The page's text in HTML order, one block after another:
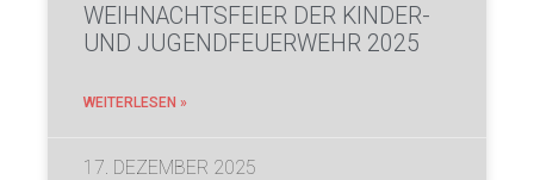
WEIHNACHTSFEIER DER KINDER-
UND JUGENDFEUERWEHR 2025
WEITERLESEN »
17. DEZEMBER 2025